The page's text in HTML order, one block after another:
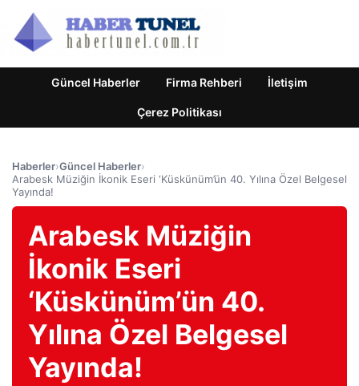
Güncel Haberler Firma Rehberi İletişim
Çerez Politikası
Haberler›Güncel Haberler›
Arabesk Müziğin İkonik Eseri ‘Küskünüm’ün 40. Yılına Özel Belgesel
Yayında!
Arabesk Müziğin
İkonik Eseri
‘Küskünüm’ün 40.
Yılına Özel Belgesel
Yayında!